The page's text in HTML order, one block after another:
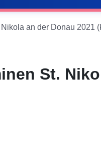
an der Donau 2021
St.